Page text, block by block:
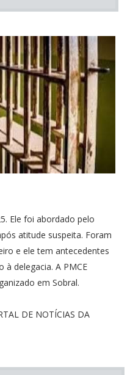
Ele foi abordado pelo
atitude suspeita. Foram
e ele tem antecedentes
à delegacia. A PMCE
em Sobral.
DE NOTÍCIAS DA